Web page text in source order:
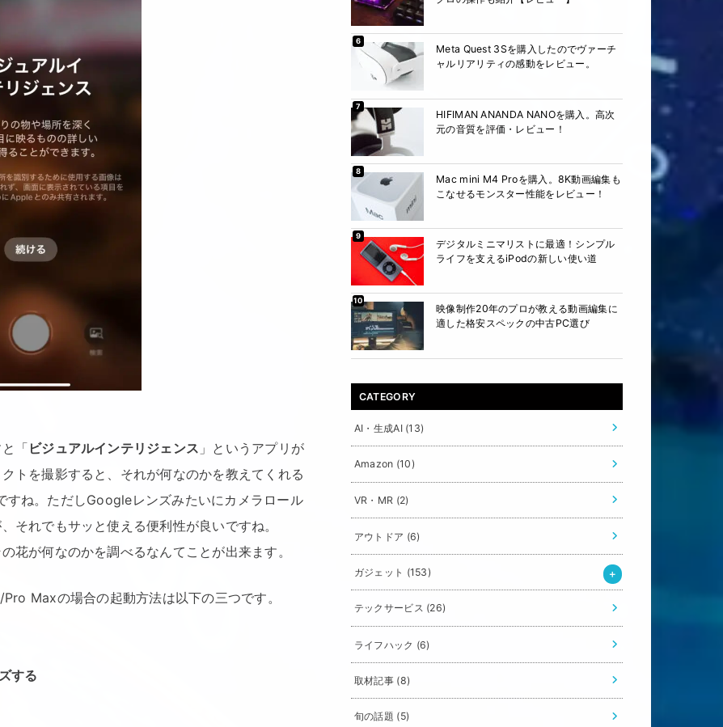
「 ビジュアルインテリジェンス 」というアプリが
トを撮影すると、それが何なのかを教えてくれる
すね。ただしGoogleレンズみたいにカメラロール
それでもサッと使える便利性が良いですね。
花が何なのかを調べるなんてことが出来ます。
Maxの場合の起動方法は以下の三つです。
する
Meta Quest 3Sを購入したのでヴァーチ
ャルリアリティの感動をレビュー。
HIFIMAN ANANDA NANOを購入。高次
元の音質を評価・レビュー！
Mac mini M4 Proを購入。8K動画編集も
こなせるモンスター性能をレビュー！
デジタルミニマリストに最適！シンプル
ライフを支えるiPodの新しい使い道
映像制作20年のプロが教える動画編集に
適した格安スペックの中古PC選び
CATEGORY
AI・生成AI (13)
Amazon (10)
VR・MR (2)
アウトドア (6)
ガジェット (153)
テックサービス (26)
ライフハック (6)
取材記事 (8)
旬の話題 (5)